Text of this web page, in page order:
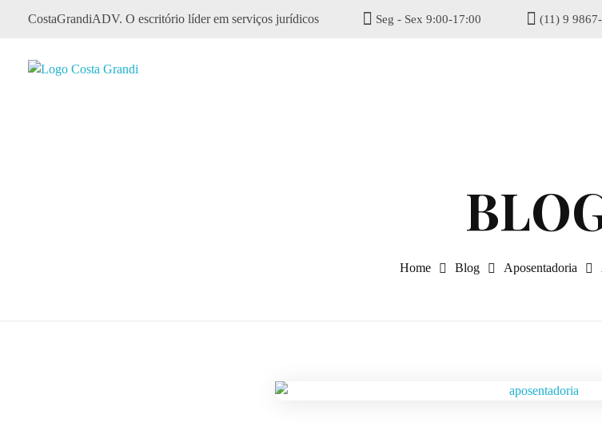
CostaGrandiADV. O escritório líder em serviços jurídicos Seg - Sex 9:00-17:00 (11) 9
Home Blog Aposentadoria